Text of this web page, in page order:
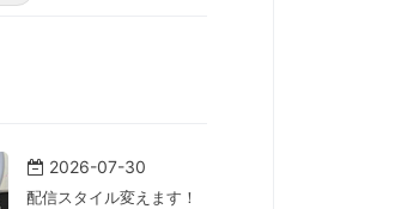
2026-07-30
配信スタイル変えます！